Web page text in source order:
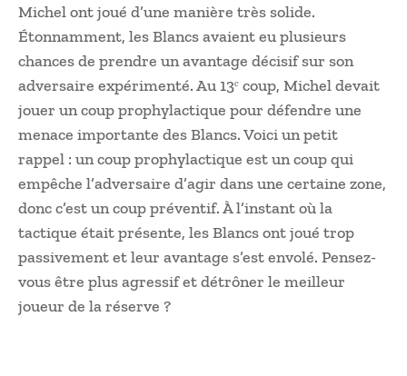
Michel ont joué d’une manière très solide.
Étonnamment, les Blancs avaient eu plusieurs
chances de prendre un avantage décisif sur son
adversaire expérimenté. Au 13ᵉ coup, Michel devait
jouer un coup prophylactique pour défendre une
menace importante des Blancs. Voici un petit
rappel : un coup prophylactique est un coup qui
empêche l’adversaire d’agir dans une certaine zone,
donc c’est un coup préventif. À l’instant où la
tactique était présente, les Blancs ont joué trop
passivement et leur avantage s’est envolé. Pensez-
vous être plus agressif et détrôner le meilleur
joueur de la réserve ?